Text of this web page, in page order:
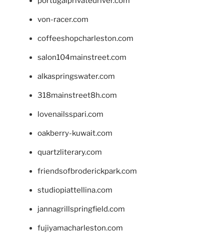
von-racer.com
coffeeshopcharleston.com
salon104mainstreet.com
alkaspringswater.com
318mainstreet8h.com
lovenailsspari.com
oakberry-kuwait.com
quartzliterary.com
friendsofbroderickpark.com
studiopiattellina.com
jannagrillspringfield.com
fujiyamacharleston.com